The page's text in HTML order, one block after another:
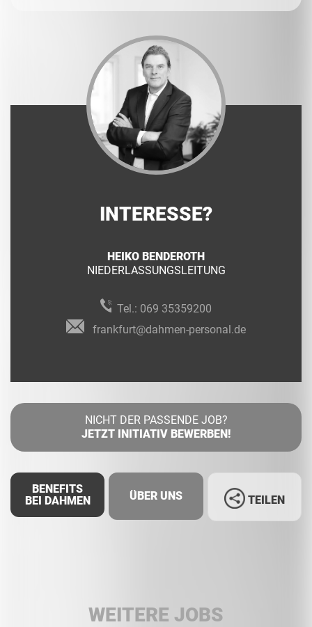
INTERESSE?
HEIKO BENDEROTH
NIEDERLASSUNGSLEITUNG
Tel.: 069 35359200
frankfurt@dahmen-personal.de
NICHT DER PASSENDE JOB?
JETZT INITIATIV BEWERBEN!
BENEFITS
BEI DAHMEN
ÜBER UNS TEILEN
WEITERE JOBS